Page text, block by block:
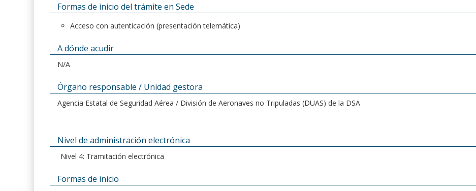
Formas de inicio del trámite en Sede
Acceso con autenticación (presentación telemática)
A dónde acudir
N/A
Órgano responsable / Unidad gestora
Agencia Estatal de Seguridad Aérea / División de Aeronaves no Tripuladas (DUAS) de la DSA
Nivel de administración electrónica
Nivel 4: Tramitación electrónica
Formas de inicio